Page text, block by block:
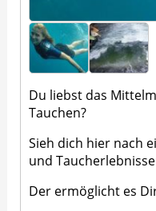
Du liebst das
Tauchen?
Sieh dich hier nach
und
Der ermöglicht es